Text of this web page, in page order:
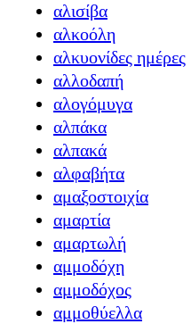
αλισίβα
αλκοόλη
αλκυονίδες ημέρες
αλλοδαπή
αλογόμυγα
αλπάκα
αλπακά
αλφαβήτα
αμαξοστοιχία
αμαρτία
αμαρτωλή
αμμοδόχη
αμμοδόχος
αμμοθύελλα